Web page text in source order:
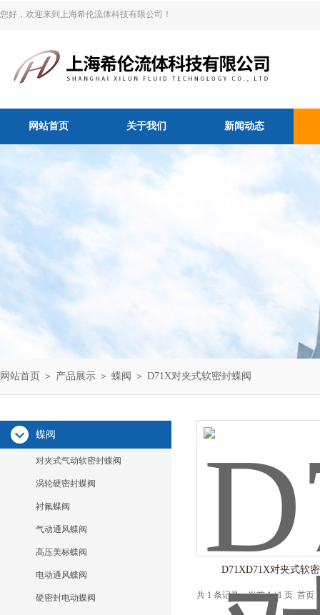
您好，欢迎来到上海希伦流体科技有限公司！
网站首页 关于我们 新闻动态
网站首页 ＞ 产品展示 ＞ 蝶阀 ＞ D71X对夹式软密封蝶阀
蝶阀
对夹式气动软密封蝶阀
涡轮硬密封蝶阀
衬氟蝶阀
气动通风蝶阀
高压美标蝶阀
电动通风蝶阀
硬密封电动蝶阀
D71XD71X对夹式软
共 1 条记录，当前 1 / 1 页 首